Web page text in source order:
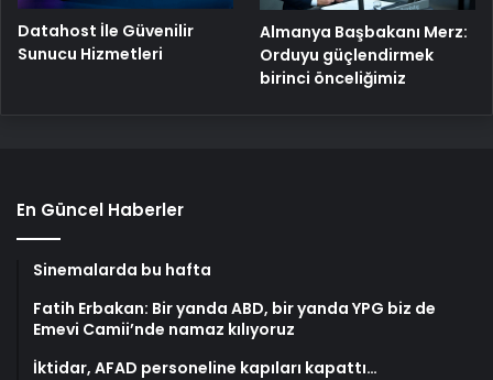
Datahost İle Güvenilir
Sunucu Hizmetleri
Almanya Başbakanı Merz:
Orduyu güçlendirmek
birinci önceliğimiz
En Güncel Haberler
Sinemalarda bu hafta
Fatih Erbakan: Bir yanda ABD, bir yanda YPG biz de
Emevi Camii’nde namaz kılıyoruz
İktidar, AFAD personeline kapıları kapattı…